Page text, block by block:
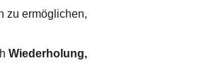
zu ermöglichen,
Wiederholung,